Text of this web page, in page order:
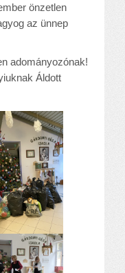
önzetlen
az ünnep
adományozónak!
Áldott